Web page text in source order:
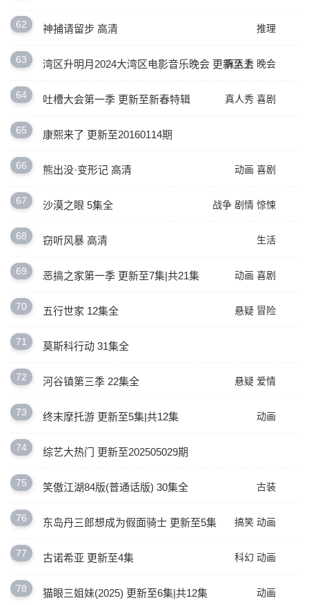
62 神捕请留步 高清 推理
63 湾区升明月2024大湾区电影音乐晚会 更新至上
真人秀 晚会
64 吐槽大会第一季 更新至新春特辑 真人秀 喜剧
65 康熙来了 更新至20160114期
66 熊出没·变形记 高清 动画 喜剧
67 沙漠之眼 5集全 战争 剧情 惊悚
68 窃听风暴 高清 生活
69 恶搞之家第一季 更新至7集|共21集 动画 喜剧
70 五行世家 12集全 悬疑 冒险
71 莫斯科行动 31集全
72 河谷镇第三季 22集全 悬疑 爱情
73 终末摩托游 更新至5集|共12集 动画
74 综艺大热门 更新至202505029期
75 笑傲江湖84版(普通话版) 30集全 古装
76 东岛丹三郎想成为假面骑士 更新至5集 搞笑 动画
77 古诺希亚 更新至4集 科幻 动画
78 猫眼三姐妹(2025) 更新至6集|共12集 动画